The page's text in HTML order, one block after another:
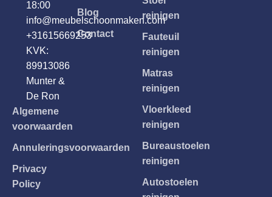
18:00
info@meubelschoonmaken.com
+31615669253
KVK:
89913086
Munter &
De Ron
Algemene
voorwaarden
Annuleringsvoorwaarden
Privacy
Policy
Blog
Contact
reinigen
Fauteuil
reinigen
Matras
reinigen
Vloerkleed
reinigen
Bureaustoelen
reinigen
Autostoelen